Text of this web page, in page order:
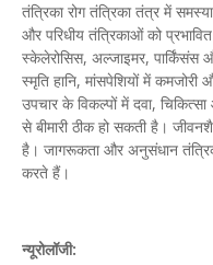
तंत्रिका रोग तंत्रिका तंत्र में
और परिधीय तंत्रिकाओं को
स्केलेरोसिस, अल्जाइमर, पार्किंसंस
स्मृति हानि, मांसपेशियों में
उपचार के विकल्पों में दवा,
से बीमारी ठीक हो सकती है।
है। जागरूकता और अनुसंधान
करते हैं।
न्यूरोलॉजी: